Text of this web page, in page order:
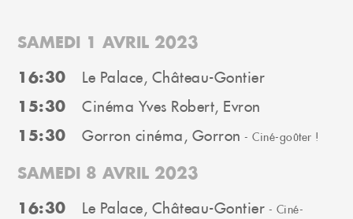
SAMEDI 1 AVRIL 2023
16:30 Le Palace, Château-Gontier
15:30 Cinéma Yves Robert, Evron
15:30 Gorron cinéma, Gorron - Ciné-goûter !
SAMEDI 8 AVRIL 2023
16:30 Le Palace, Château-Gontier - Ciné-